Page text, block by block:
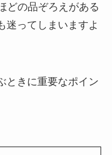
どの品ぞろえがある
迷ってしまいますよ
ときに重要なポイン